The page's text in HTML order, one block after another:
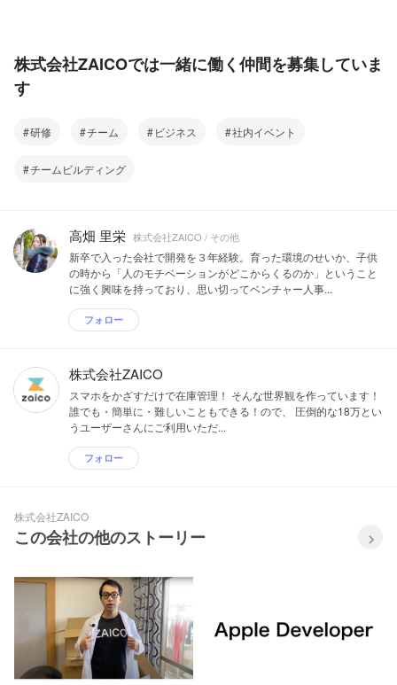
株式会社ZAICOでは一緒に働く仲間を募集していま
す
研修 チーム ビジネス 社内イベント
チームビルディング
高畑 里栄 株式会社ZAICO / その他
新卒で入った会社で開発を３年経験。育った環境のせいか、子供
の時から「人のモチベーションがどこからくるのか」ということ
に強く興味を持っており、思い切ってベンチャー人事...
フォロー
株式会社ZAICO
スマホをかざすだけで在庫管理！ そんな世界観を作っています！
誰でも・簡単に・難しいこともできる！ので、 圧倒的な18万とい
うユーザーさんにご利用いただ...
フォロー
株式会社ZAICO
この会社の他のストーリー